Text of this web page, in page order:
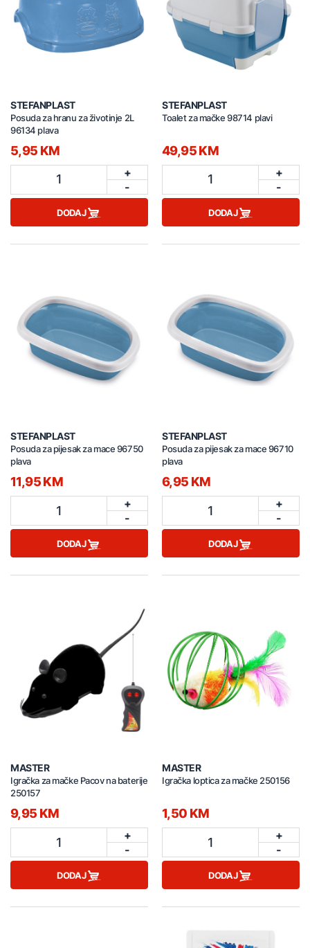
STEFANPLAST
Posuda za hranu za životinje 2L
96134 plava
5,95 KM
1
+
-
DODAJ
STEFANPLAST
Toalet za mačke 98714 plavi
49,95 KM
1
+
-
DODAJ
STEFANPLAST
Posuda za pijesak za mace 96750
plava
11,95 KM
1
+
-
DODAJ
STEFANPLAST
Posuda za pijesak za mace 96710
plava
6,95 KM
1
+
-
DODAJ
MASTER
Igračka za mačke Pacov na baterije
250157
9,95 KM
1
+
-
DODAJ
MASTER
Igračka loptica za mačke 250156
1,50 KM
1
+
-
DODAJ